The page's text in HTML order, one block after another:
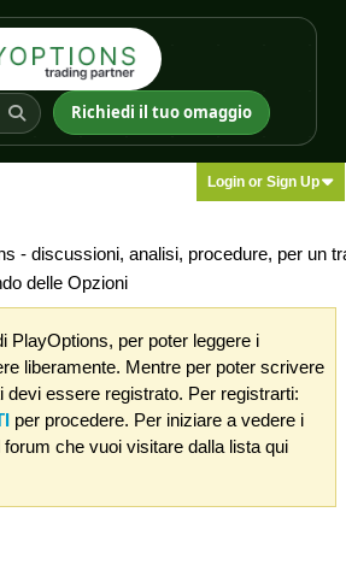
Richiedi il tuo omaggio
Login or Sign Up
- discussioni, analisi, procedure, per un
delle Opzioni
PlayOptions, per poter leggere i
liberamente. Mentre per poter scrivere
devi essere registrato. Per registrarti:
per procedere. Per iniziare a vedere i
che vuoi visitare dalla lista qui